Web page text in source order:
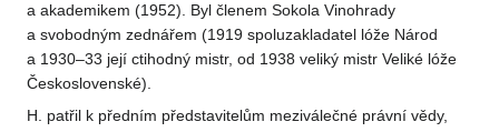
a akademikem (1952). Byl členem Sokola Vinohrady
a svobodným zednářem (1919 spoluzakladatel lóže Národ
a 1930–33 její ctihodný mistr, od 1938 veliký mistr Veliké lóže
Československé).
H. patřil k předním představitelům meziválečné právní vědy,